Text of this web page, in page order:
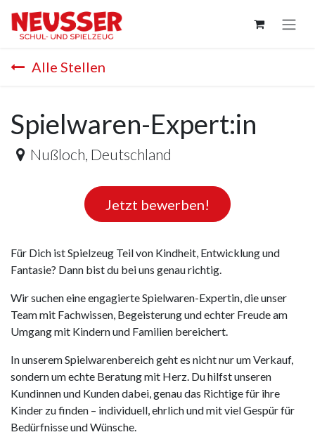
Alle Stellen
Spielwaren-Expert:in
Nußloch, Deutschland
Jetzt bewerben!
Für Dich ist Spielzeug Teil von Kindheit, Entwicklung und
Fantasie? Dann bist du bei uns genau richtig.
Wir suchen eine engagierte Spielwaren-Expertin, die unser
Team mit Fachwissen, Begeisterung und echter Freude am
Umgang mit Kindern und Familien bereichert.
In unserem Spielwarenbereich geht es nicht nur um Verkauf,
sondern um echte Beratung mit Herz. Du hilfst unseren
Kundinnen und Kunden dabei, genau das Richtige für ihre
Kinder zu finden – individuell, ehrlich und mit viel Gespür für
Bedürfnisse und Wünsche.